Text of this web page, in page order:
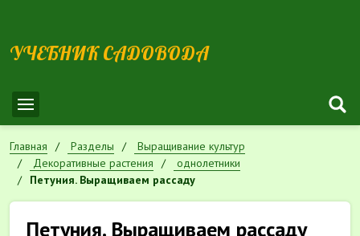
УЧЕБНИК САДОВОДА
Главная Разделы
Выращивание культур
Декоративные растения
однолетники
Петуния. Выращиваем рассаду
Петуния. Выращиваем рассаду